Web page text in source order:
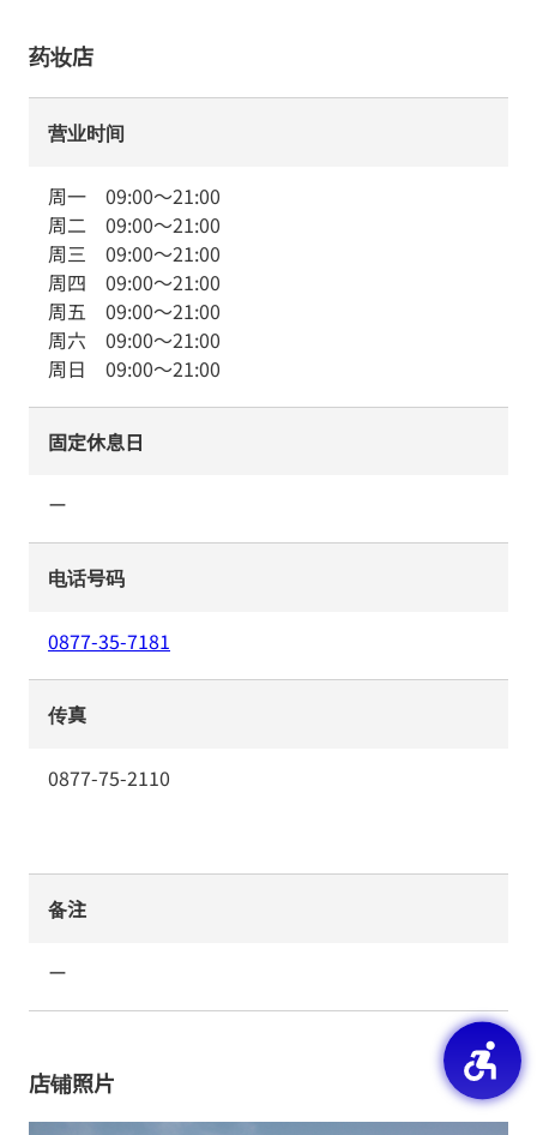
药妆店
营业时间
周一 09:00～21:00
周二 09:00～21:00
周三 09:00～21:00
周四 09:00～21:00
周五 09:00～21:00
周六 09:00～21:00
周日 09:00～21:00
固定休息日
ー
电话号码
0877-35-7181
传真
0877-75-2110
备注
ー
店铺照片